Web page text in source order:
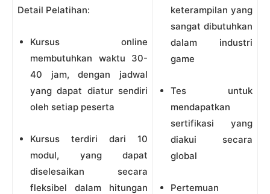
Detail Pelatihan:
Kursus online
membutuhkan waktu 30-
40 jam, dengan jadwal
yang dapat diatur sendiri
oleh setiap peserta
Kursus terdiri dari 10
modul, yang dapat
diselesaikan secara
fleksibel dalam hitungan
keterampilan yang
sangat dibutuhkan
dalam industri
game
Tes untuk
mendapatkan
sertifikasi yang
diakui secara
global
Pertemuan